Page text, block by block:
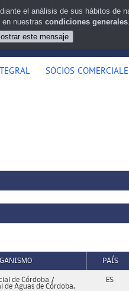
SOCIOS
PAÍS
de Córdoba /
de Aguas de Córdoba,
ES
el análisis de sus hábitos de
en nuestras condiciones generales.